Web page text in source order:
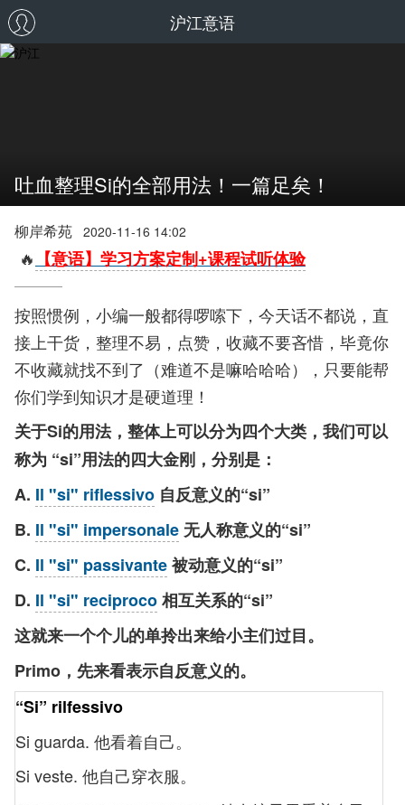
沪江意语
吐血整理Si的全部用法！一篇足矣！
柳岸希苑 2020-11-16 14:02
🔥 【意语】学习方案定制+课程试听体验
按照惯例，小编一般都得啰嗦下，今天话不都说，直
接上干货，整理不易，点赞，收藏不要吝惜，毕竟你
不收藏就找不到了（难道不是嘛哈哈哈），只要能帮
你们学到知识才是硬道理！
关于Si的用法，整体上可以分为四个大类，我们可以
称为 “si”用法的四大金刚，分别是：
A. Il "si" riflessivo 自反意义的“si”
B. Il "si" impersonale 无人称意义的“si”
C. Il "si" passivante被动意义的“si”
D. Il "si" reciproco相互关系的“si”
这就来一个个儿的单拎出来给小主们过目。
Primo，先来看表示自反意义的。
“Si” rilfessivo
Si guarda. 他看着自己。
Si veste. 他自己穿衣服。